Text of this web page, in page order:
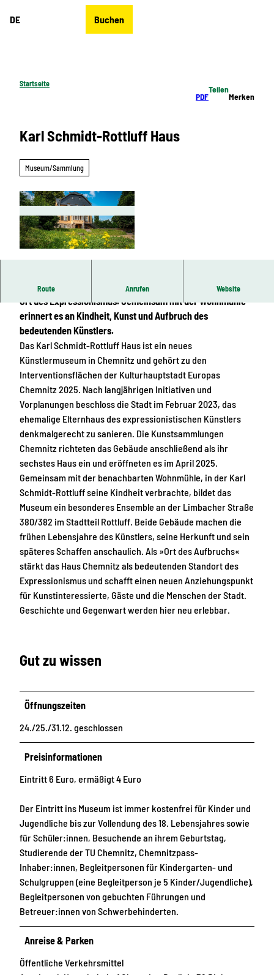
DE Buchen
Startseite
PDF
Teilen
Merken
Karl Schmidt-Rottluff Haus
Museum/Sammlung
z
Route Anrufen Website
Das Karl Schmidt-Rottluff Haus in Chemnitz ist ein neuer
Ort des Expressionismus. Gemeinsam mit der Wohnmühle
erinnert es an Kindheit, Kunst und Aufbruch des
bedeutenden Künstlers.
Das Karl Schmidt-Rottluff Haus ist ein neues
Künstlermuseum in Chemnitz und gehört zu den
Interventionsflächen der Kulturhauptstadt Europas
Chemnitz 2025. Nach langjährigen Initiativen und
Vorplanungen beschloss die Stadt im Februar 2023, das
ehemalige Elternhaus des expressionistischen Künstlers
denkmalgerecht zu sanieren. Die Kunstsammlungen
Chemnitz richteten das Gebäude anschließend als ihr
sechstes Haus ein und eröffneten es im April 2025.
Gemeinsam mit der benachbarten Wohnmühle, in der Karl
Schmidt-Rottluff seine Kindheit verbrachte, bildet das
Museum ein besonderes Ensemble an der Limbacher Straße
380/382 im Stadtteil Rottluff. Beide Gebäude machen die
frühen Lebensjahre des Künstlers, seine Herkunft und sein
späteres Schaffen anschaulich. Als »Ort des Aufbruchs«
stärkt das Haus Chemnitz als bedeutenden Standort des
Expressionismus und schafft einen neuen Anziehungspunkt
für Kunstinteressierte, Gäste und die Menschen der Stadt.
Geschichte und Gegenwart werden hier neu erlebbar.
Gut zu wissen
Öffnungszeiten
24./25./31.12. geschlossen
Preisinformationen
Eintritt 6 Euro, ermäßigt 4 Euro
Der Eintritt ins Museum ist immer kostenfrei für Kinder und
Jugendliche bis zur Vollendung des 18. Lebensjahres sowie
für Schüler:innen, Besuchende an ihrem Geburtstag,
Studierende der TU Chemnitz, Chemnitzpass-
Inhaber:innen, Begleitpersonen für Kindergarten- und
Schulgruppen (eine Begleitperson je 5 Kinder/Jugendliche),
Begleitpersonen von gebuchten Führungen und
Betreuer:innen von Schwerbehinderten.
Anreise & Parken
Öffentliche Verkehrsmittel